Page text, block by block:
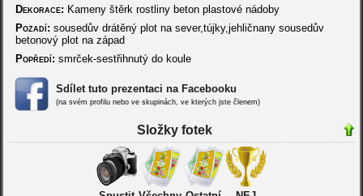
Dekorace: Kameny štěrk rostliny beton plastové nádoby
Pozadí: sousedův drátěný plot na sever,tújky,jehličnany sousedův
betonový plot na západ
Popředí: smrček-sestřihnutý do koule
Sdílet tuto prezentaci na Facebooku
(na svém profilu nebo ve skupinách, ve kterých jste členem)
Složky fotek